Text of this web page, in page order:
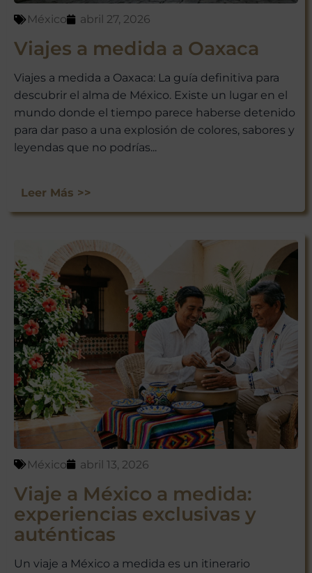
México abril 27, 2026
Viajes a medida a Oaxaca
Viajes a medida a Oaxaca: La guía definitiva para
descubrir el alma de México. Existe un lugar en el
mundo donde el tiempo parece haberse detenido
para dar paso a una explosión de colores, sabores y
leyendas que no podrías...
Leer Más >>
México abril 13, 2026
Viaje a México a medida:
experiencias exclusivas y
auténticas
Un viaje a México a medida es un itinerario